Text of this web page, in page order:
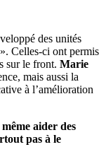
des unités
Celles-ci ont permis
sur le front. Marie
mais aussi la
à l’amélioration
aider des
pas à le